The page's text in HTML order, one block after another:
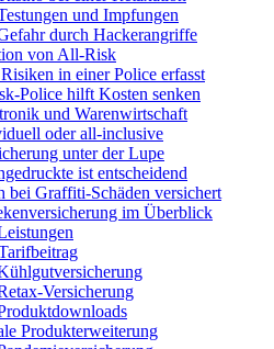
und Impfungen
durch Hackerangriffe
von All-Risk
in einer Police erfasst
Police hilft Kosten senken
und Warenwirtschaft
oder all-inclusive
unter der Lupe
ist entscheidend
bei Graffiti-Schäden versichert
im Überblick
Versicherung
Produkterweiterung